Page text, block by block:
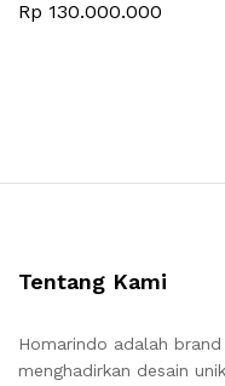
Rp 130.000.000
Tentang Kami
Homarindo adalah
menghadirkan desain